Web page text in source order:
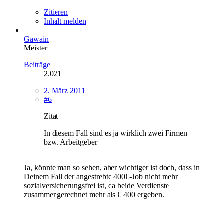
Zitieren
Inhalt melden
Gawain
Meister
Beiträge
2.021
2. März 2011
#6
Zitat
In diesem Fall sind es ja wirklich zwei Firmen
bzw. Arbeitgeber
Ja, könnte man so sehen, aber wichtiger ist doch, dass in
Deinem Fall der angestrebte 400€-Job nicht mehr
sozialversicherungsfrei ist, da beide Verdienste
zusammengerechnet mehr als € 400 ergeben.